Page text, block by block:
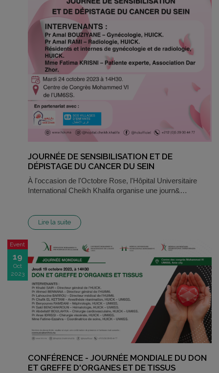
JOURNÉE DE SENSIBILISATION ET DE
DÉPISTAGE DU CANCER DU SEIN
À l'occasion de l'Octobre Rose, l'Hôpital Universitaire
International Cheikh Khalifa organise une journ&…
Lire la suite
Event
19
Oct
2023
CONFÉRENCE - JOURNÉE MONDIALE DU DON
ET GREFFE D'ORGANES ET DE TISSUS